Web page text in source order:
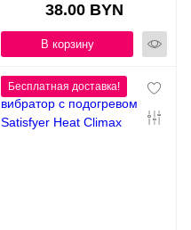
38.00 BYN
В корзину